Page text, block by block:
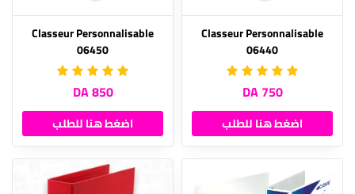
Classeur Personnalisable
06440
750 DA
اضغط هنا للطلب
Classeur Personnalisable
06450
850 DA
اضغط هنا للطلب